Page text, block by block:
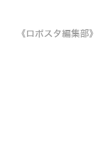
《ロボスタ編集部》